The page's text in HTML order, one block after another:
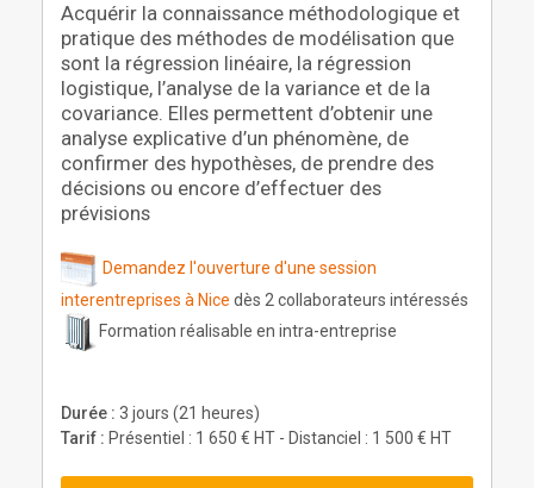
Acquérir la connaissance méthodologique et
pratique des méthodes de modélisation que
sont la régression linéaire, la régression
logistique, l’analyse de la variance et de la
covariance. Elles permettent d’obtenir une
analyse explicative d’un phénomène, de
confirmer des hypothèses, de prendre des
décisions ou encore d’effectuer des
prévisions
Demandez l'ouverture d'une session
interentreprises à Nice dès 2 collaborateurs intéressés
Formation réalisable en intra-entreprise
Durée : 3 jours (21 heures)
Tarif : Présentiel : 1 650 € HT - Distanciel : 1 500 € HT